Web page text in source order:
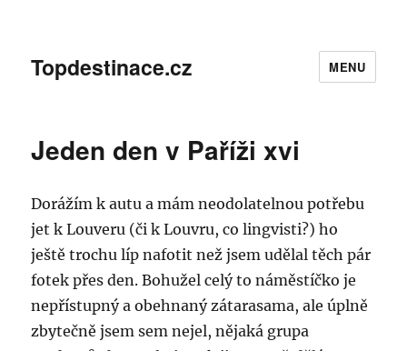
Topdestinace.cz MENU
Jeden den v Paříži xvi
Dorážím k autu a mám neodolatelnou potřebu
jet k Louveru (či k Louvru, co lingvisti?) ho
ještě trochu líp nafotit než jsem udělal těch pár
fotek přes den. Bohužel celý to náměstíčko je
nepřístupný a obehnaný zátarasama, ale úplně
zbytečně jsem sem nejel, nějaká grupa